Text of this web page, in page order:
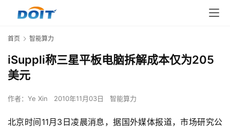
首页 智能算力
iSuppli称三星平板电脑拆解成本仅为205
美元
作者： Ye Xin 2010年11月03日 智能算力
北京时间11月3日凌晨消息，据国外媒体报道，市场研究公